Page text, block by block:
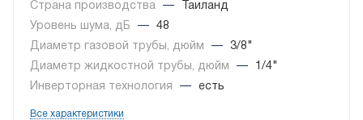
Страна производства
—
Таиланд
Уровень шума, дБ
—
48
Диаметр газовой трубы, дюйм
—
3/8"
Диаметр жидкостной трубы, дюйм
—
1/4"
Инверторная технология
— есть
Все характеристики